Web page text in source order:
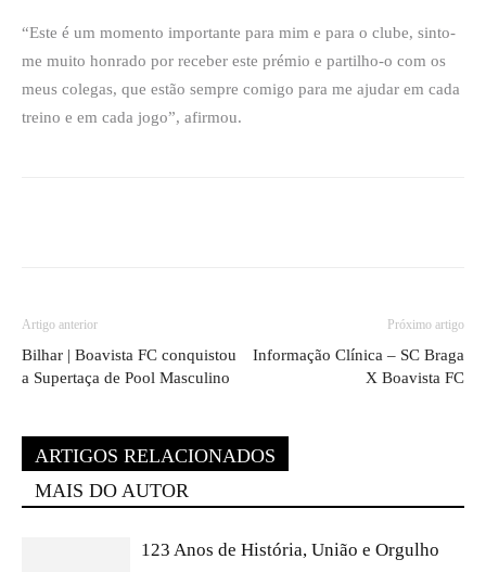
“Este é um momento importante para mim e para o clube, sinto-
me muito honrado por receber este prémio e partilho-o com os
meus colegas, que estão sempre comigo para me ajudar em cada
treino e em cada jogo”, afirmou.
Artigo anterior
Bilhar | Boavista FC conquistou
a Supertaça de Pool Masculino
Próximo artigo
Informação Clínica – SC Braga
X Boavista FC
ARTIGOS RELACIONADOS
MAIS DO AUTOR
123 Anos de História, União e Orgulho